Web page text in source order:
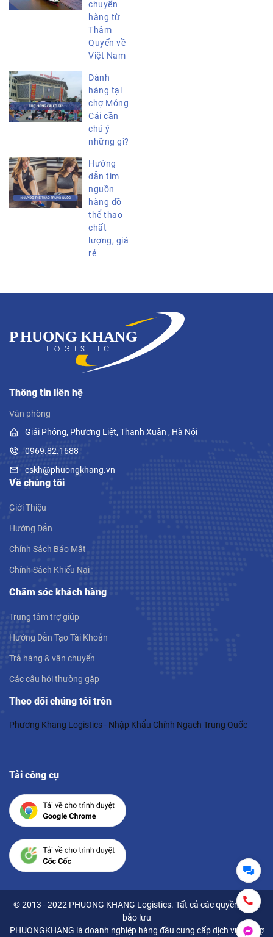
chuyển
hàng từ
Thâm
Quyến về
Việt Nam
Đánh
hàng tại
chợ Móng
Cái cần
chú ý
những gì?
Hướng
dẫn tìm
nguồn
hàng đồ
thể thao
chất
lượng, giá
rẻ
Thông tin liên hệ
Văn phòng
Giải Phóng, Phương Liệt, Thanh Xuân , Hà Nội
0969.82.1688
cskh@phuongkhang.vn
Về chúng tôi
Giới Thiệu
Hướng Dẫn
Chính Sách Bảo Mật
Chính Sách Khiếu Nại
Chăm sóc khách hàng
Trung tâm trợ giúp
Hướng Dẫn Tạo Tài Khoản
Trả hàng & vận chuyển
Các câu hỏi thường gặp
Theo dõi chúng tôi trên
Phương Khang Logistics - Nhập Khẩu Chính Ngạch Trung Quốc
Tải công cụ
© 2013 - 2022 PHUONG KHANG Logistics. Tất cả các quyền được
bảo lưu
PHUONGKHANG là doanh nghiệp hàng đầu cung cấp dịch vụ hỗ trợ